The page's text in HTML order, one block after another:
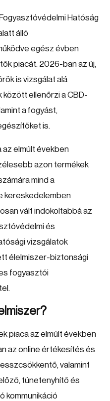
Hatóság
álló
egész évben
piacát. 2026-ban az új,
is vizsgálat alá
között ellenőrzi a CBD-
a fogyást,
is.
elmúlt években
azon termékek
mind a
kereskedelemben
vált indokoltabbá az
és
vizsgálatok
élelmiszer-biztonsági
fogyasztói
piaca az elmúlt években
az online értékesítés és
valamint
tünetenyhítő és
kommunikáció